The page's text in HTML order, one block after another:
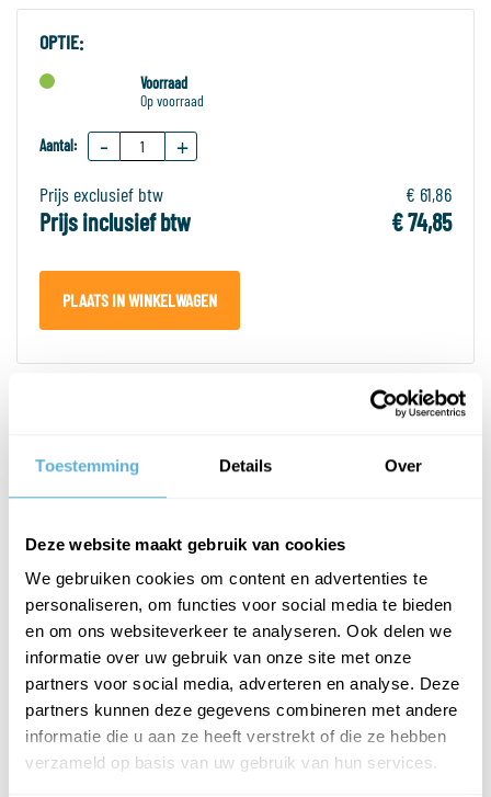
Toestemming Details Over
Deze website maakt gebruik van cookies
We gebruiken cookies om content en advertenties te
personaliseren, om functies voor social media te bieden
en om ons websiteverkeer te analyseren. Ook delen we
informatie over uw gebruik van onze site met onze
partners voor social media, adverteren en analyse. Deze
partners kunnen deze gegevens combineren met andere
informatie die u aan ze heeft verstrekt of die ze hebben
verzameld op basis van uw gebruik van hun services.
OPTIE:
Voorraad
Op voorraad
Aantal: - +
Prijs exclusief btw € 61,86
Prijs inclusief btw € 74,85
PLAATS IN WINKELWAGEN
Glasdikte gehard glas 8, 10, 12 mm, gelaagd glas 8,76, 10,76, 12,76
mm
Tweezijdig openend
deursoort: aanslag
montage: glas/wand 90°
max. deurgewicht per paar: 50 kg
max. deurbreedte: 1000 mm